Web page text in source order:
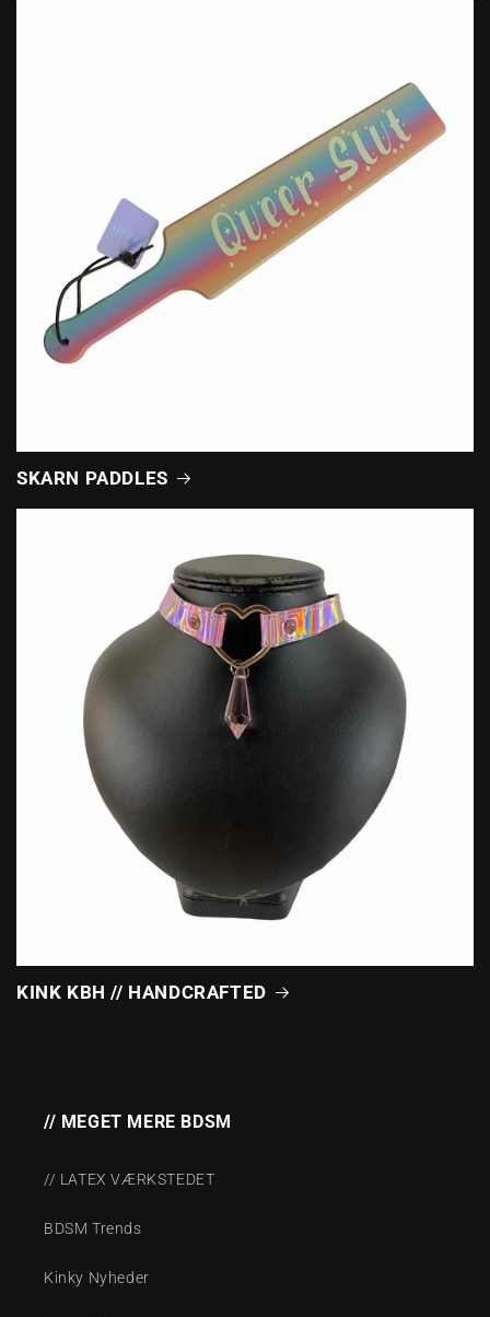
SKARN PADDLES
KINK KBH // HANDCRAFTED
// MEGET MERE BDSM
// LATEX VÆRKSTEDET
BDSM Trends
Kinky Nyheder